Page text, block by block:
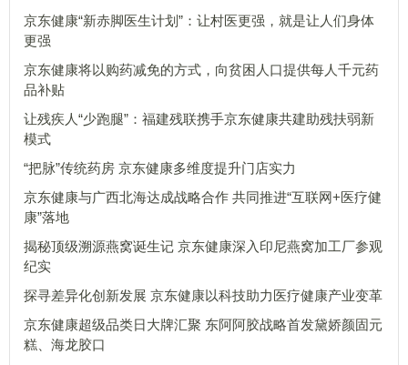
京东健康“新赤脚医生计划”：让村医更强，就是让人们身体
更强
京东健康将以购药减免的方式，向贫困人口提供每人千元药
品补贴
让残疾人“少跑腿”：福建残联携手京东健康共建助残扶弱新
模式
“把脉”传统药房 京东健康多维度提升门店实力
京东健康与广西北海达成战略合作 共同推进“互联网+医疗健
康”落地
揭秘顶级溯源燕窝诞生记 京东健康深入印尼燕窝加工厂参观
纪实
探寻差异化创新发展 京东健康以科技助力医疗健康产业变革
京东健康超级品类日大牌汇聚 东阿阿胶战略首发黛娇颜固元
糕、海龙胶口